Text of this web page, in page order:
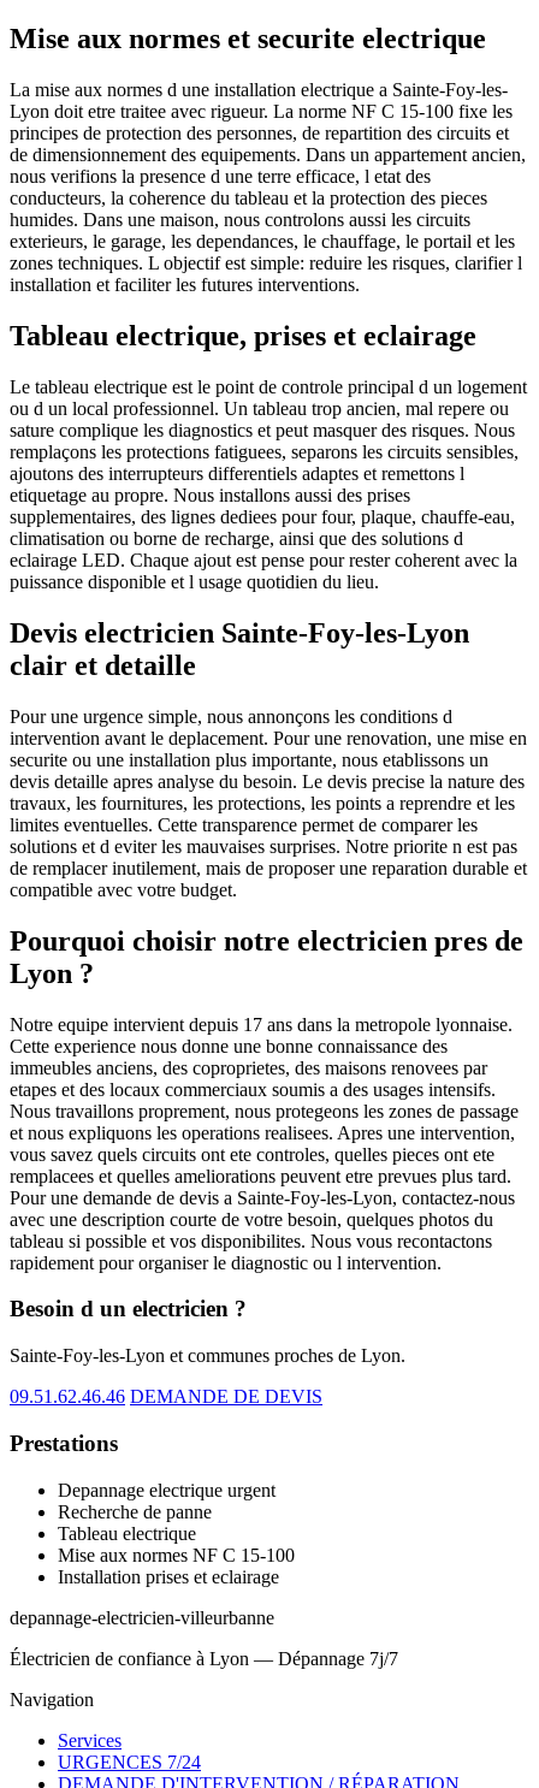
Mise aux normes et securite electrique
La mise aux normes d une installation electrique a Sainte-Foy-les-
Lyon doit etre traitee avec rigueur. La norme NF C 15-100 fixe les
principes de protection des personnes, de repartition des circuits et
de dimensionnement des equipements. Dans un appartement ancien,
nous verifions la presence d une terre efficace, l etat des
conducteurs, la coherence du tableau et la protection des pieces
humides. Dans une maison, nous controlons aussi les circuits
exterieurs, le garage, les dependances, le chauffage, le portail et les
zones techniques. L objectif est simple: reduire les risques, clarifier l
installation et faciliter les futures interventions.
Tableau electrique, prises et eclairage
Le tableau electrique est le point de controle principal d un logement
ou d un local professionnel. Un tableau trop ancien, mal repere ou
sature complique les diagnostics et peut masquer des risques. Nous
remplaçons les protections fatiguees, separons les circuits sensibles,
ajoutons des interrupteurs differentiels adaptes et remettons l
etiquetage au propre. Nous installons aussi des prises
supplementaires, des lignes dediees pour four, plaque, chauffe-eau,
climatisation ou borne de recharge, ainsi que des solutions d
eclairage LED. Chaque ajout est pense pour rester coherent avec la
puissance disponible et l usage quotidien du lieu.
Devis electricien Sainte-Foy-les-Lyon
clair et detaille
Pour une urgence simple, nous annonçons les conditions d
intervention avant le deplacement. Pour une renovation, une mise en
securite ou une installation plus importante, nous etablissons un
devis detaille apres analyse du besoin. Le devis precise la nature des
travaux, les fournitures, les protections, les points a reprendre et les
limites eventuelles. Cette transparence permet de comparer les
solutions et d eviter les mauvaises surprises. Notre priorite n est pas
de remplacer inutilement, mais de proposer une reparation durable et
compatible avec votre budget.
Pourquoi choisir notre electricien pres de
Lyon ?
Notre equipe intervient depuis 17 ans dans la metropole lyonnaise.
Cette experience nous donne une bonne connaissance des
immeubles anciens, des coproprietes, des maisons renovees par
etapes et des locaux commerciaux soumis a des usages intensifs.
Nous travaillons proprement, nous protegeons les zones de passage
et nous expliquons les operations realisees. Apres une intervention,
vous savez quels circuits ont ete controles, quelles pieces ont ete
remplacees et quelles ameliorations peuvent etre prevues plus tard.
Pour une demande de devis a Sainte-Foy-les-Lyon, contactez-nous
avec une description courte de votre besoin, quelques photos du
tableau si possible et vos disponibilites. Nous vous recontactons
rapidement pour organiser le diagnostic ou l intervention.
Besoin d un electricien ?
Sainte-Foy-les-Lyon et communes proches de Lyon.
09.51.62.46.46 DEMANDE DE DEVIS
Prestations
Depannage electrique urgent
Recherche de panne
Tableau electrique
Mise aux normes NF C 15-100
Installation prises et eclairage
depannage-electricien-villeurbanne
Électricien de confiance à Lyon — Dépannage 7j/7
Navigation
Services
URGENCES 7/24
DEMANDE D'INTERVENTION / RÉPARATION